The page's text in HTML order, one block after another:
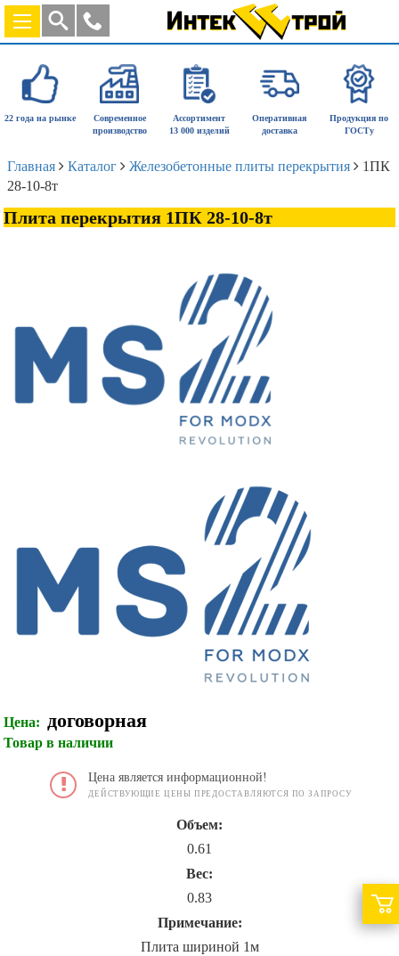
22 года на рынке
Современное
производство
Ассортимент
13 000 изделий
Оперативная
доставка
Продукция по
ГОСТу
Главная Каталог Железобетонные плиты перекрытия
1ПК
28-10-8т
Плита перекрытия 1ПК 28-10-8т
Цена: договорная
Товар в наличии
Цена является информационной!
ДЕЙСТВУЮЩИЕ ЦЕНЫ ПРЕДОСТАВЛЯЮТСЯ ПО ЗАПРОСУ
Объем:
0.61
Вес:
0.83
Примечание:
Плита шириной 1м